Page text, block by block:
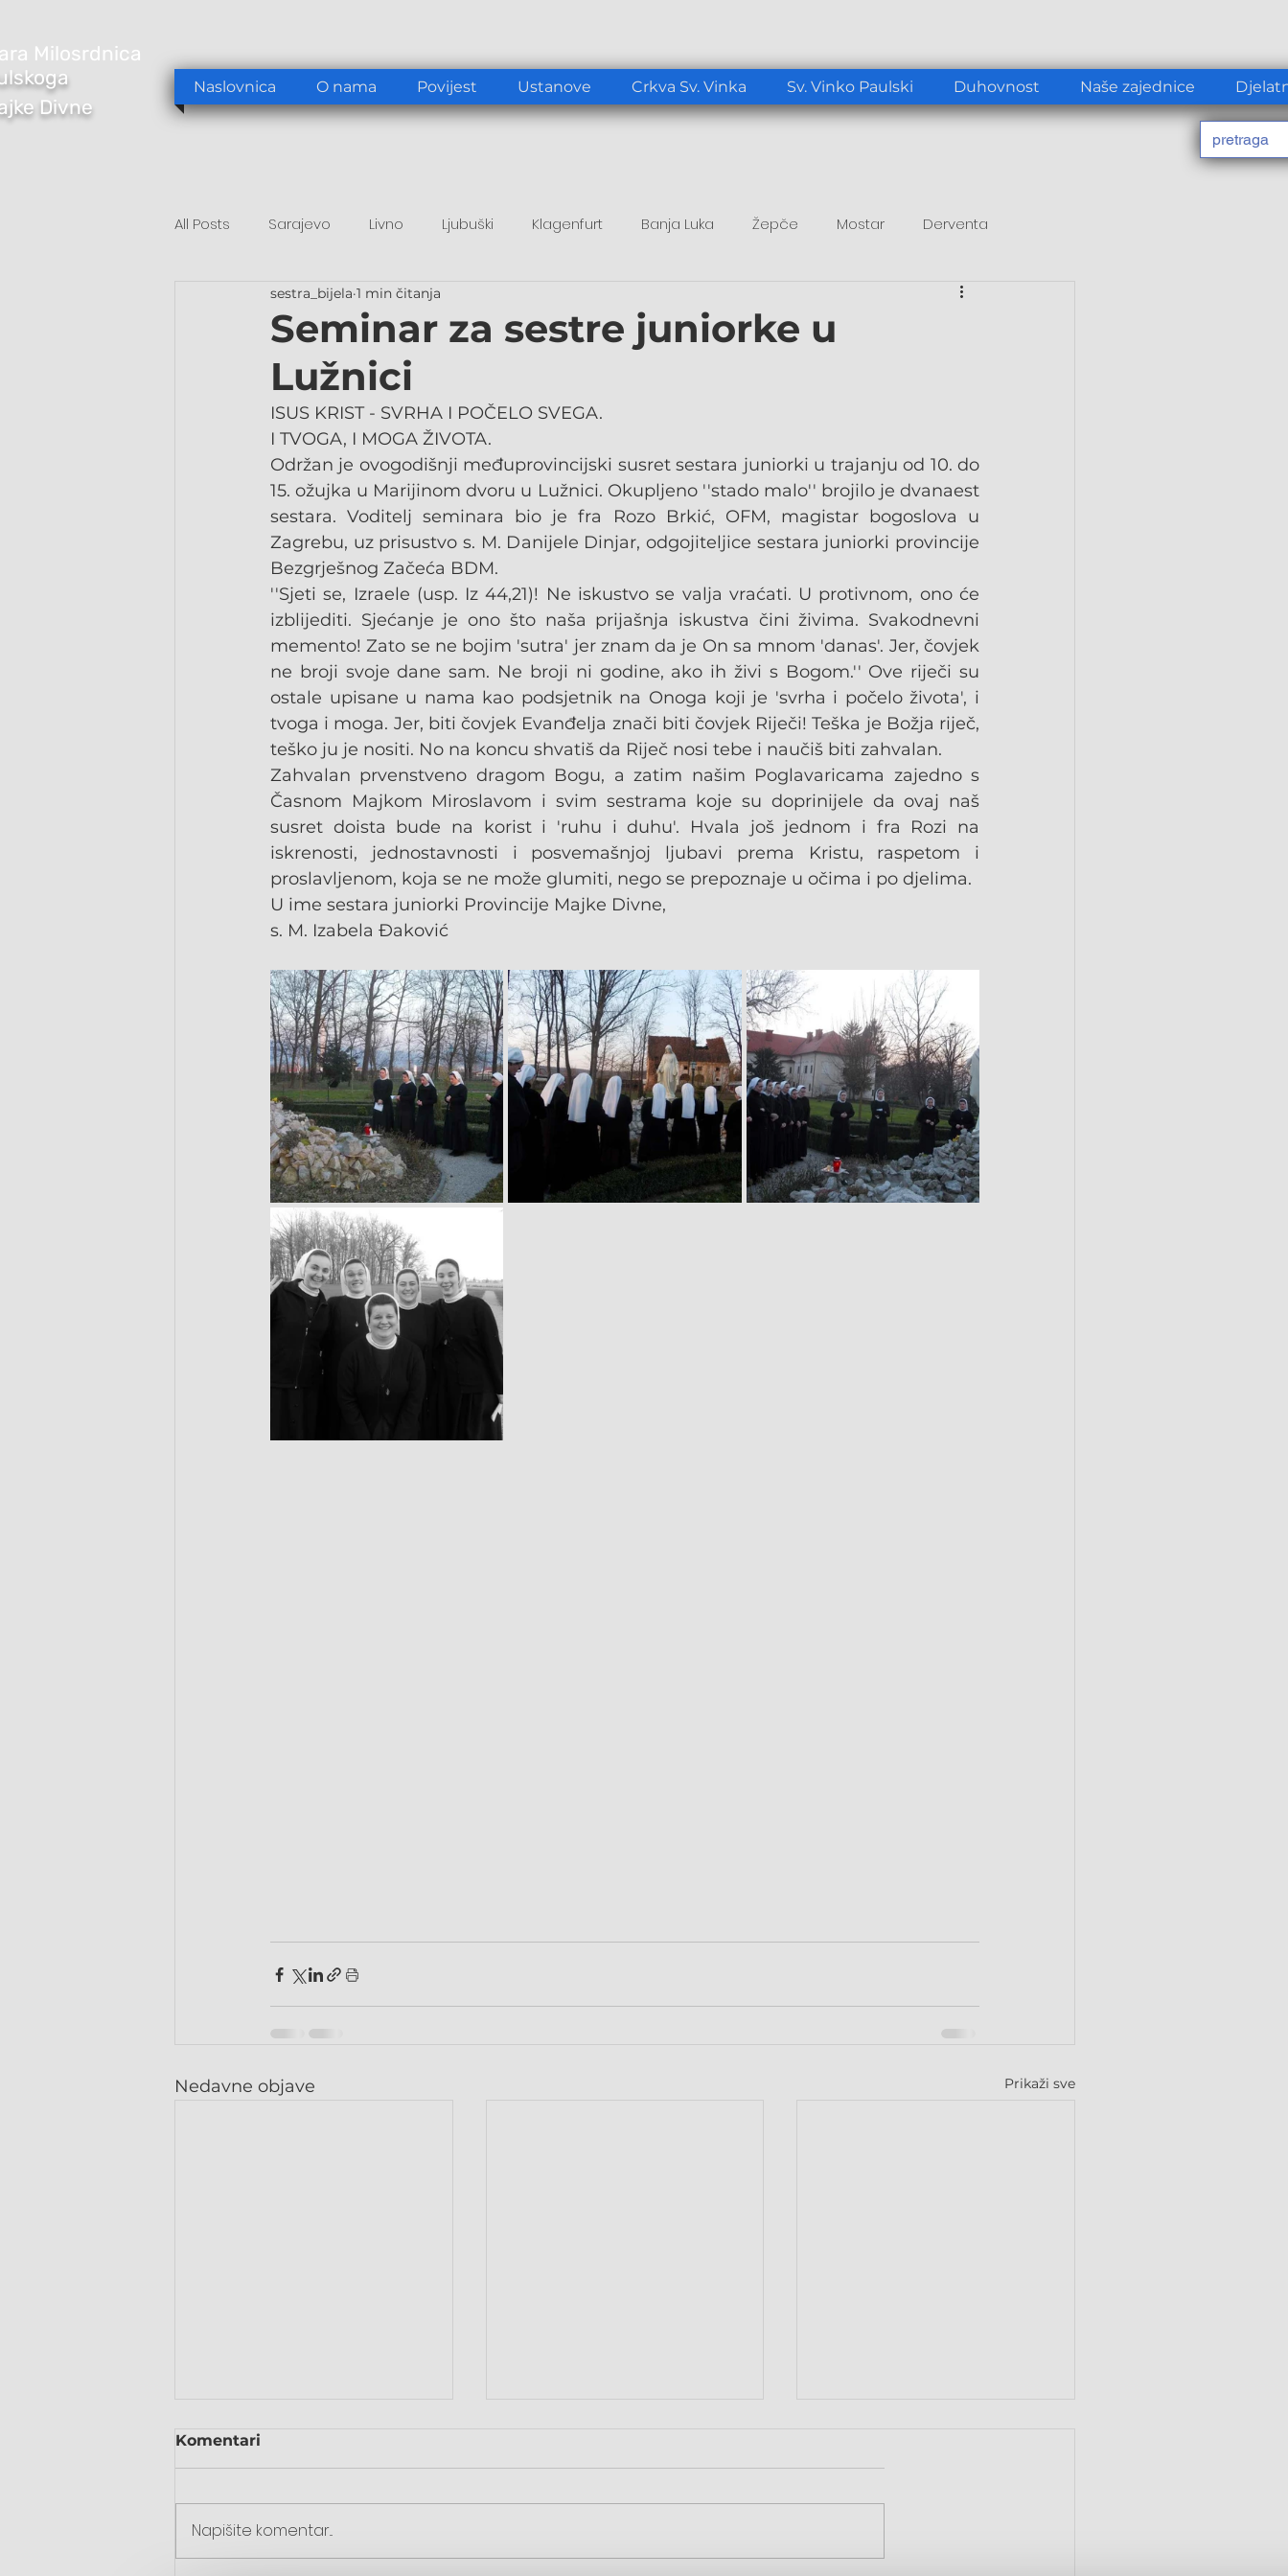
Naslovnica O nama Povijest Ustanove Crkva Sv. Vinka Sv. Vinko Paulski Duhovnost Naše zajednice
Milosrdnica
Divne
All Posts Sarajevo Livno Ljubuški Klagenfurt Banja Luka Žepče Mostar Derventa
Tomislavgrad Sarajevo/Stup
Seminar za sestre juniorke u
Lužnici
sestra_bijela 1 min čitanja
ISUS KRIST - SVRHA I POČELO SVEGA.
I TVOGA, I MOGA ŽIVOTA.
Održan je ovogodišnji međuprovincijski susret sestara juniorki u trajanju od 10. do
15. ožujka u Marijinom dvoru u Lužnici. Okupljeno ''stado malo'' brojilo je dvanaest
sestara. Voditelj seminara bio je fra Rozo Brkić, OFM, magistar bogoslova u
Zagrebu, uz prisustvo s. M. Danijele Dinjar, odgojiteljice sestara juniorki provincije
Bezgrješnog Začeća BDM.
''Sjeti se, Izraele (usp. Iz 44,21)! Ne iskustvo se valja vraćati. U protivnom, ono će
izblijediti. Sjećanje je ono što naša prijašnja iskustva čini živima. Svakodnevni
memento! Zato se ne bojim 'sutra' jer znam da je On sa mnom 'danas'. Jer, čovjek
ne broji svoje dane sam. Ne broji ni godine, ako ih živi s Bogom.'' Ove riječi su
ostale upisane u nama kao podsjetnik na Onoga koji je 'svrha i počelo života', i
tvoga i moga. Jer, biti čovjek Evanđelja znači biti čovjek Riječi! Teška je Božja riječ,
teško ju je nositi. No na koncu shvatiš da Riječ nosi tebe i naučiš biti zahvalan.
Zahvalan prvenstveno dragom Bogu, a zatim našim Poglavaricama zajedno s
Časnom Majkom Miroslavom i svim sestrama koje su doprinijele da ovaj naš
susret doista bude na korist i 'ruhu i duhu'. Hvala još jednom i fra Rozi na
iskrenosti, jednostavnosti i posvemašnjoj ljubavi prema Kristu, raspetom i
proslavljenom, koja se ne može glumiti, nego se prepoznaje u očima i po djelima.
U ime sestara juniorki Provincije Majke Divne,
s. M. Izabela Đaković
Nedavne objave Prikaži sve
Komentari
Napišite komentar...